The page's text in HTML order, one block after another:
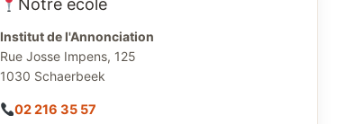
Notre école
Institut de l'Annonciation
Rue Josse Impens, 125
1030 Schaerbeek
02 216 35 57